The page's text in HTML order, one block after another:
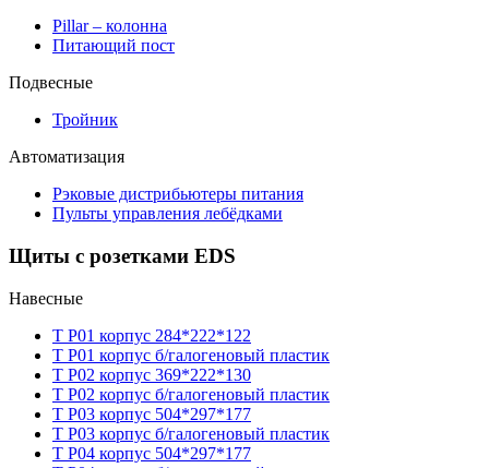
Pillar – колонна
Питающий пост
Подвесные
Тройник
Автоматизация
Рэковые дистрибьютеры питания
Пульты управления лебёдками
Щиты с розетками EDS
Навесные
T P01 корпус 284*222*122
T P01 корпус б/галогеновый пластик
T P02 корпус 369*222*130
T P02 корпус б/галогеновый пластик
T P03 корпус 504*297*177
T P03 корпус б/галогеновый пластик
T P04 корпус 504*297*177